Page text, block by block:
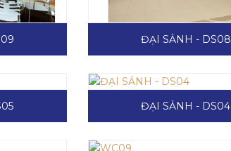
ĐẠI SẢNH - DS08
ĐẠI SẢNH - DS04